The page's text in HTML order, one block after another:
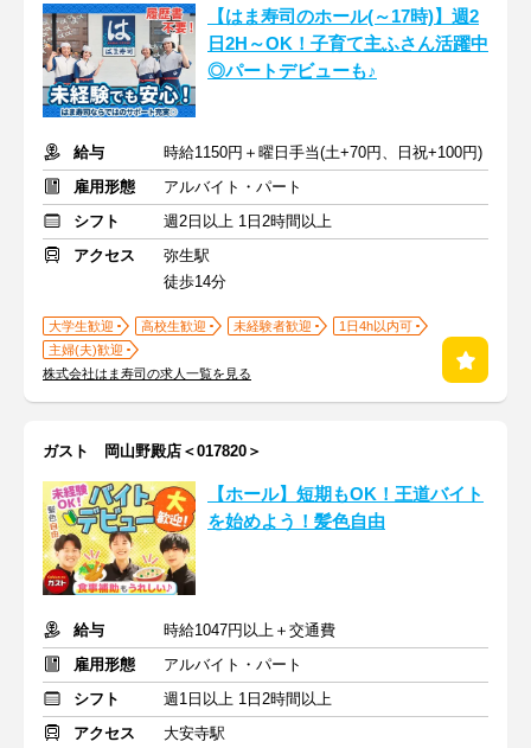
【はま寿司のホール(～17時)】週2
日2H～OK！子育て主ふさん活躍中
◎パートデビューも♪
給与
時給1150円＋曜日手当(土+70円、日祝+100円)
雇用形態
アルバイト・パート
シフト
週2日以上 1日2時間以上
アクセス
弥生駅
徒歩14分
大学生歓迎 高校生歓迎 未経験者歓迎
1日4h以内可
主婦(夫)歓迎
株式会社はま寿司の求人一覧を見る
ガスト 岡山野殿店＜017820＞
【ホール】短期もOK！王道バイト
を始めよう！髪色自由
給与
時給1047円以上＋交通費
雇用形態
アルバイト・パート
シフト
週1日以上 1日2時間以上
アクセス
大安寺駅